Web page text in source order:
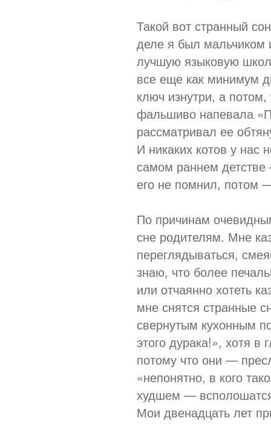
Такой вот странный
деле я был мальчиком
лучшую языковую
все еще как минимум
ключ изнутри, а
фальшиво напевала
рассматривал ее
И никаких котов у нас
самом раннем
его не помнил, потом
По причинам
сне родителям. Мне
переглядываться,
знаю, что более
или отчаянно хотеть
мне снятся странные
свернутым кухонным
этого дурака!», хотя в
потому что они —
«непонятно, в кого
худшем —
Мои двенадцать лет